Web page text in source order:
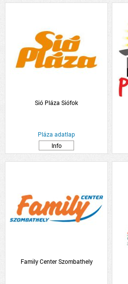
Sió Pláza Siófok
Pláza adatlap
Info
Family Center Szombathely